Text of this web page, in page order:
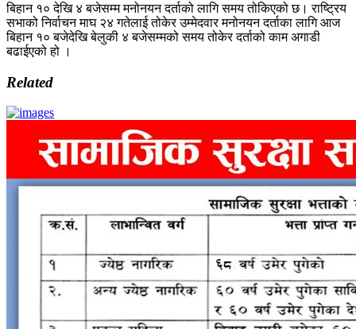
बिहान १० देखि ४ बजेसम्म मनोनयन दर्ताको लागि समय तोकिएको छ। राष्ट्रिय
सभाको निर्वाचन माघ २४ गतेलाई तोकेर उम्मेदवार मनोनयन दर्ताका लागि आज
बिहान १० बजेदेखि बेलुकी ४ बजेसम्मको समय तोकेर दर्ताको काम अगाडी
बढाईएको हो ।
Related